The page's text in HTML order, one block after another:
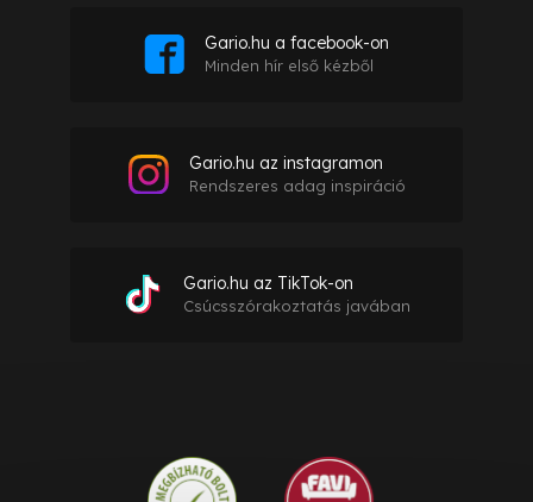
Gario.hu a facebook-on
Minden hír első kézből
Gario.hu az instagramon
Rendszeres adag inspiráció
Gario.hu az TikTok-on
Csúcsszórakoztatás javában